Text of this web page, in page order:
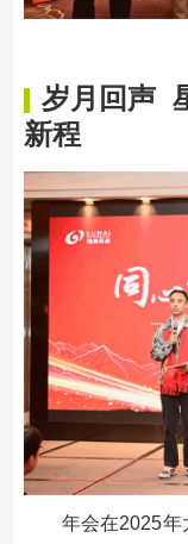
岁月回声
新程
年会在2025年